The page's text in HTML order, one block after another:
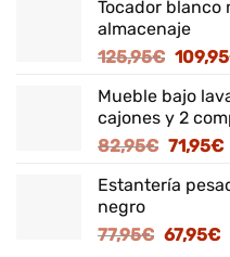
Tocador blanco
almacenaje
125,95€ El
era:
109,95
Mueble bajo
cajones y 2
82,95€ El
original
82,95€.
71,95€El
Estantería
negro
77,95€ El
67,95€El